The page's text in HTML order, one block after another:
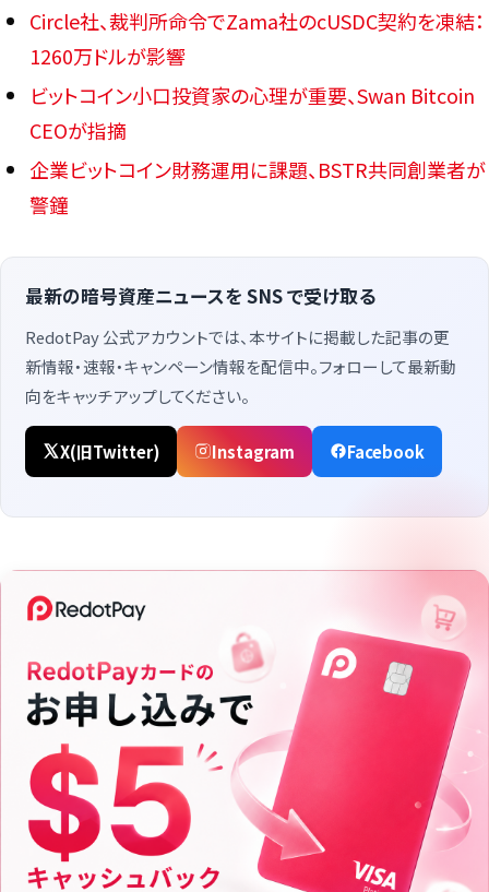
Circle社、裁判所命令でZama社のcUSDC契約を凍結：
1260万ドルが影響
ビットコイン小口投資家の心理が重要、Swan Bitcoin
CEOが指摘
企業ビットコイン財務運用に課題、BSTR共同創業者が
警鐘
最新の暗号資産ニュースを SNS で受け取る
RedotPay 公式アカウントでは、本サイトに掲載した記事の更
新情報・速報・キャンペーン情報を配信中。フォローして最新動
向をキャッチアップしてください。
X(旧Twitter) Instagram Facebook